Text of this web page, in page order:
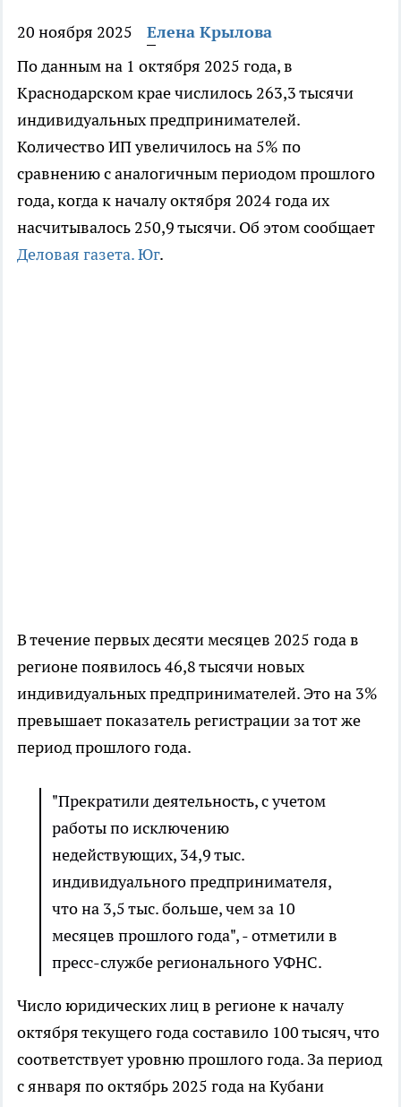
20 ноября 2025
Елена Крылова
По данным на 1 октября 2025 года, в
Краснодарском крае числилось 263,3 тысячи
индивидуальных предпринимателей.
Количество ИП увеличилось на 5% по
сравнению с аналогичным периодом прошлого
года, когда к началу октября 2024 года их
насчитывалось 250,9 тысячи. Об этом сообщает
Деловая газета. Юг.
В течение первых десяти месяцев 2025 года в
регионе появилось 46,8 тысячи новых
индивидуальных предпринимателей. Это на 3%
превышает показатель регистрации за тот же
период прошлого года.
"Прекратили деятельность, с учетом
работы по исключению
недействующих, 34,9 тыс.
индивидуального предпринимателя,
что на 3,5 тыс. больше, чем за 10
месяцев прошлого года", - отметили в
пресс-службе регионального УФНС.
Число юридических лиц в регионе к началу
октября текущего года составило 100 тысяч, что
соответствует уровню прошлого года. За период
с января по октябрь 2025 года на Кубани